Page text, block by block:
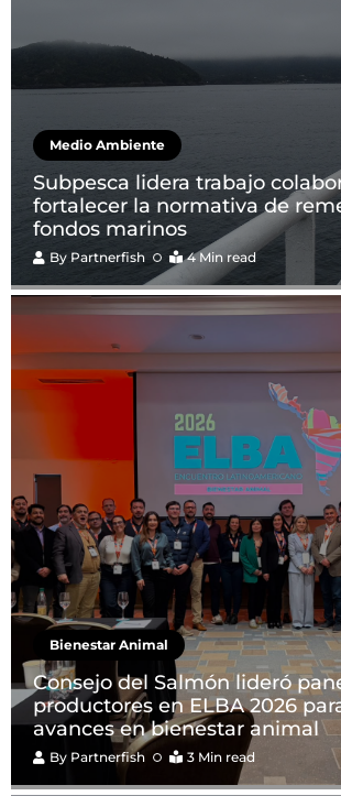
Medio Ambiente
Subpesca lidera trabajo
fortalecer la normativa de
fondos marinos
By Partnerfish 4 Min read
Bienestar Animal
Consejo del Salmón lideró
productores en ELBA 2026
avances en bienestar animal
By Partnerfish 3 Min read